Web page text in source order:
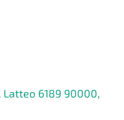
6189 90000,